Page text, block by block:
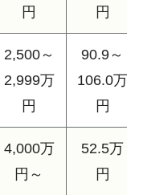
円
円
2,500～
2,999万
円
90.9～
106.0万
円
4,000万
円～
52.5万
円